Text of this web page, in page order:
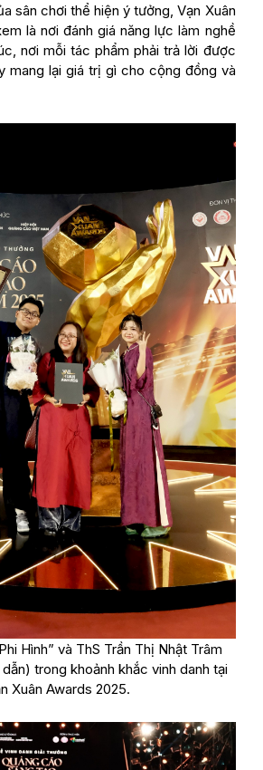
sân chơi thể hiện ý tưởng, Vạn Xuân
là nơi đánh giá năng lực làm nghề
nơi mỗi tác phẩm phải trả lời được
mang lại giá trị gì cho cộng đồng và
Hình” và ThS Trần Thị Nhật Trâm
trong khoảnh khắc vinh danh tại
Xuân Awards 2025.